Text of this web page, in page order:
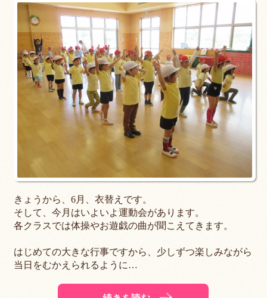
きょうから、6月、衣替えです。
そして、今月はいよいよ運動会があります。
各クラスでは体操やお遊戯の曲が聞こえてきます。
はじめての大きな行事ですから、少しずつ楽しみながら
当日をむかえられるように…